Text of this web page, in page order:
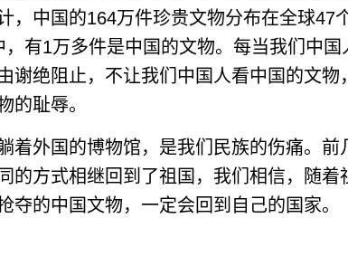
，中国的164万件珍贵文物分布在全球47
有1万多件是中国的文物。每当我们中国
谢绝阻止，不让我们中国人看中国的文
的耻辱。
外国的博物馆，是我们民族的伤痛。前
的方式相继回到了祖国，我们相信，随
夺的中国文物，一定会回到自己的国家。